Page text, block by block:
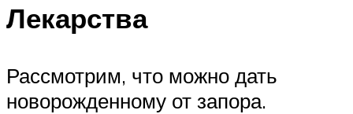
Лекарства
Рассмотрим, что можно дать
новорожденному от запора.